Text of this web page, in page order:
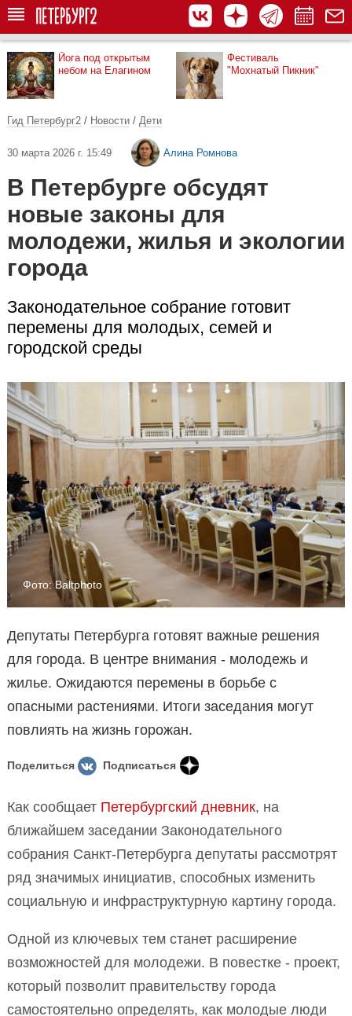
Йога под открытым
небом на Елагином
Фестиваль
"Мохнатый Пикник"
Гид Петербург2 / Новости / Дети
30 марта 2026 г. 15:49 Алина Ромнова
В Петербурге обсудят
новые законы для
молодежи, жилья и экологии
города
Законодательное собрание готовит
перемены для молодых, семей и
городской среды
Фото: Baltphoto
Депутаты Петербурга готовят важные решения
для города. В центре внимания - молодежь и
жилье. Ожидаются перемены в борьбе с
опасными растениями. Итоги заседания могут
повлиять на жизнь горожан.
Поделиться Подписаться
Как сообщает Петербургский дневник, на
ближайшем заседании Законодательного
собрания Санкт-Петербурга депутаты рассмотрят
ряд значимых инициатив, способных изменить
социальную и инфраструктурную картину города.
Одной из ключевых тем станет расширение
возможностей для молодежи. В повестке - проект,
который позволит правительству города
самостоятельно определять, как молодые люди